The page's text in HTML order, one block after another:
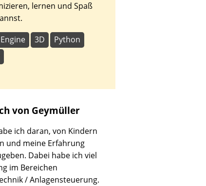
lernen und Spaß
3D
Python
von Geymüller
ich daran, von Kindern
und meine Erfahrung
Dabei habe ich viel
im Bereichen
/ Anlagensteuerung.